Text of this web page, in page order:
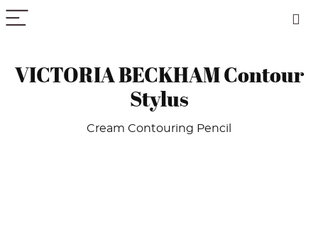
VICTORIA BECKHAM Contour
Stylus
Cream Contouring Pencil